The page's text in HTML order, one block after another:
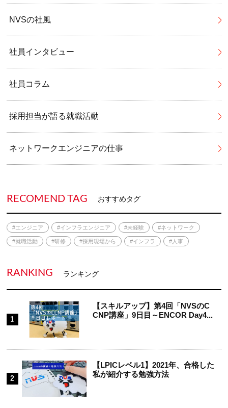
NVSの社風
社員インタビュー
社員コラム
採用担当が語る就職活動
ネットワークエンジニアの仕事
RECOMEND TAG おすすめタグ
#エンジニア #インフラエンジニア #未経験 #ネットワーク
#就職活動 #研修 #採用現場から #インフラ #人事
RANKING ランキング
【スキルアップ】第4回「NVSのC
CNP講座」9日目～ENCOR Day4...
【LPICレベル1】2021年、合格した
私が紹介する勉強方法